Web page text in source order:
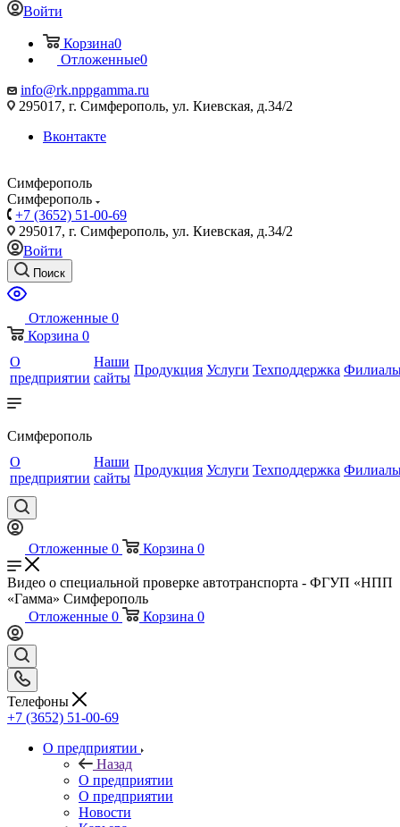
Войти
Корзина0
Отложенные0
info@rk.nppgamma.ru
295017, г. Симферополь, ул. Киевская, д.34/2
Вконтакте
Симферополь
Симферополь
+7 (3652) 51-00-69
295017, г. Симферополь, ул. Киевская, д.34/2
Войти
Поиск
Отложенные 0
Корзина 0
О
предприятии
Наши
сайты
Продукция Услуги Техподдержка
Симферополь
О
предприятии
Наши
сайты
Продукция Услуги Техподдержка
Отложенные 0 Корзина 0
Видео о специальной проверке автотранспорта - ФГУП «НПП
«Гамма» Симферополь
Отложенные 0 Корзина 0
Телефоны
+7 (3652) 51-00-69
О предприятии
Назад
О предприятии
О предприятии
Новости